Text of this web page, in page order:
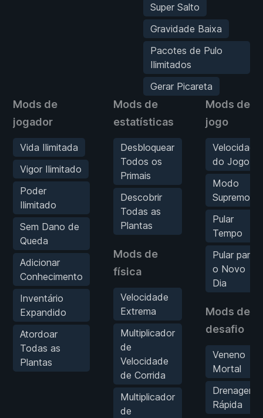
Super Salto
Gravidade Baixa
Pacotes de Pulo
Ilimitados
Gerar Picareta
Mods de
jogador
Vida Ilimitada
Vigor Ilimitado
Poder
Ilimitado
Sem Dano de
Queda
Adicionar
Conhecimento
Inventário
Expandido
Atordoar
Todas as
Plantas
Mods de
estatísticas
Desbloquear
Todos os
Primais
Descobrir
Todas as
Plantas
Mods de
física
Velocidade
Extrema
Multiplicador
de
Velocidade
de Corrida
Multiplicador
de
Mods de
jogo
Velocidade
do Jogo
Modo
Supremo
Pular
Tempo
Pular para
o Novo
Dia
Mods de
desafio
Veneno
Mortal
Drenagem
Rápida